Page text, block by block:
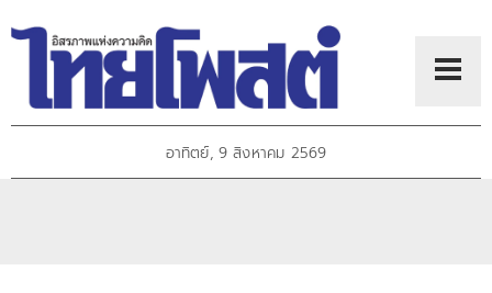
อาทิตย์, 9 สิงหาคม 2569